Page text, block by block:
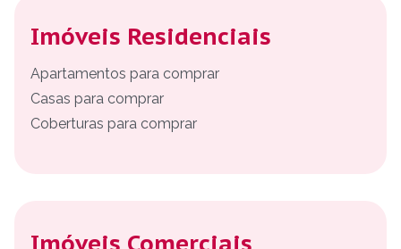
Imóveis Residenciais
Apartamentos para comprar
Casas para comprar
Coberturas para comprar
Imóveis Comerciais